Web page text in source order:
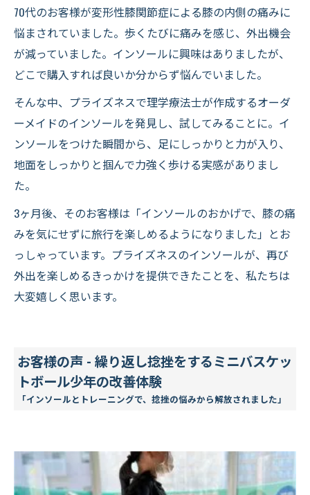
70代のお客様が変形性膝関節症による膝の内側の痛みに
悩まされていました。歩くたびに痛みを感じ、外出機会
が減っていました。インソールに興味はありましたが、
どこで購入すれば良いか分からず悩んでいました。
そんな中、プライズネスで理学療法士が作成するオーダ
ーメイドのインソールを発見し、試してみることに。イ
ンソールをつけた瞬間から、足にしっかりと力が入り、
地面をしっかりと掴んで力強く歩ける実感がありまし
た。
3ヶ月後、そのお客様は「インソールのおかげで、膝の痛
みを気にせずに旅行を楽しめるようになりました」とお
っしゃっています。プライズネスのインソールが、再び
外出を楽しめるきっかけを提供できたことを、私たちは
大変嬉しく思います。
お客様の声 - 繰り返し捻挫をするミニバスケッ
トボール少年の改善体験
「インソールとトレーニングで、捻挫の悩みから解放されました」